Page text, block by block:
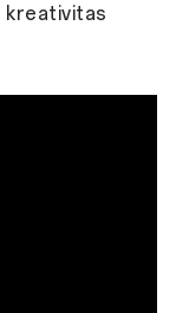
kreativitas